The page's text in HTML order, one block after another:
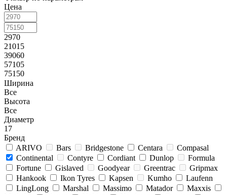
Цена
2970
21015
39060
57105
75150
Ширина
Все
Высота
Все
Диаметр
17
Бренд
ARIVO
Bars Bridgestone Centara
Compasal
Continental
Contyre Cordiant Dunlop
Formula
Fortune
Gislaved Goodyear Greentrac
Gripmax
Hankook
Ikon Tyres Kapsen Kumho
Laufenn
LingLong
Marshal Massimo Matador
Maxxis